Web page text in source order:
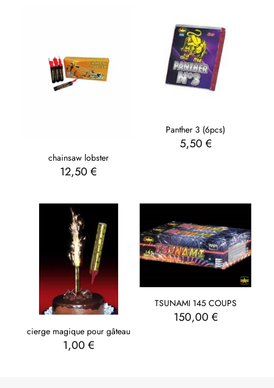
chainsaw lobster
12,50€
Panther 3 (6pcs)
5,50 €
cierge magique pour gâteau
1,00 €
TSUNAMI 145 COUPS
150,00 €